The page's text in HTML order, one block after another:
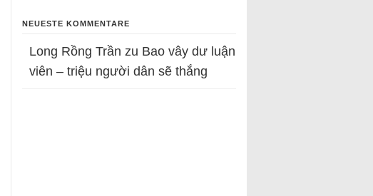
NEUESTE KOMMENTARE
Long Rồng Trần zu Bao vây dư luận
viên – triệu người dân sẽ thắng